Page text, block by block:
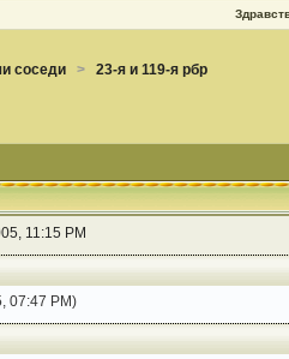
соседи > 23-я и 119-я рбр
11:15 PM
07:47 PM)